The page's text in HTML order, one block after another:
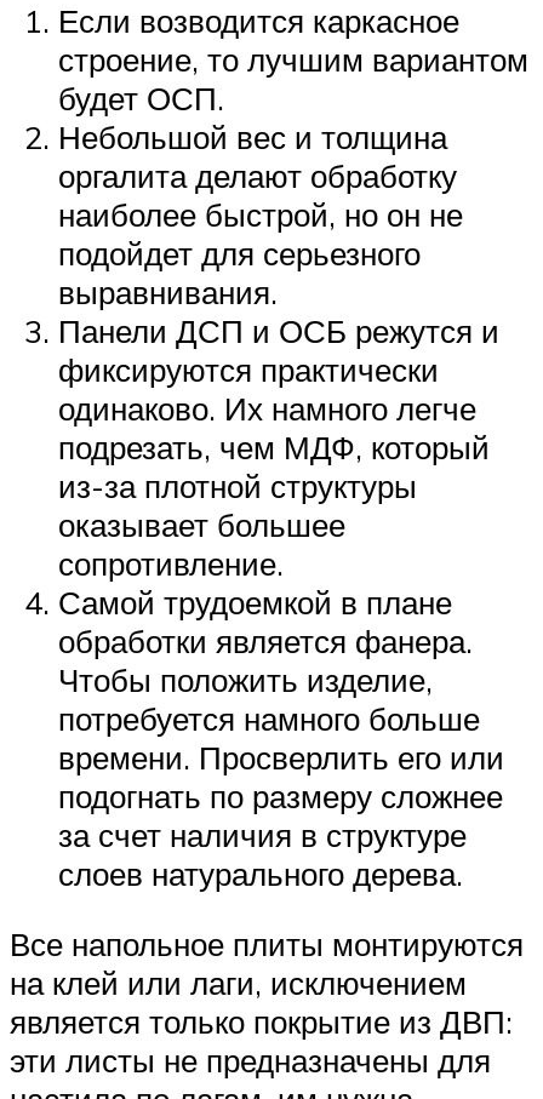
Если возводится каркасное
строение, то лучшим вариантом
будет ОСП.
Небольшой вес и толщина
оргалита делают обработку
наиболее быстрой, но он не
подойдет для серьезного
выравнивания.
Панели ДСП и ОСБ режутся и
фиксируются практически
одинаково. Их намного легче
подрезать, чем МДФ, который
из-за плотной структуры
оказывает большее
сопротивление.
Самой трудоемкой в плане
обработки является фанера.
Чтобы положить изделие,
потребуется намного больше
времени. Просверлить его или
подогнать по размеру сложнее
за счет наличия в структуре
слоев натурального дерева.
Все напольное плиты монтируются
на клей или лаги, исключением
является только покрытие из ДВП:
эти листы не предназначены для